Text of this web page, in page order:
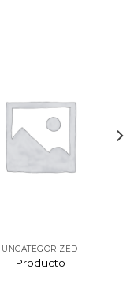
UNCATEGORIZED
Producto